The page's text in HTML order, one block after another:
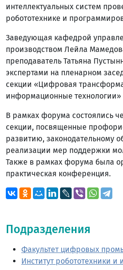
интеллектуальных систем
робототехнике и
Заведующая кафедрой
производством Лейла
преподаватель Татьяна
экспертами на пленарном
секции «Цифровая
информационные технологии»
В рамках форума состоялись
секции, посвященные
развитию, законодательному
реализации мер поддержки
Также в рамках форума была
практическая конференция.
Подразделения
Факультет цифровых
Институт робототехники и